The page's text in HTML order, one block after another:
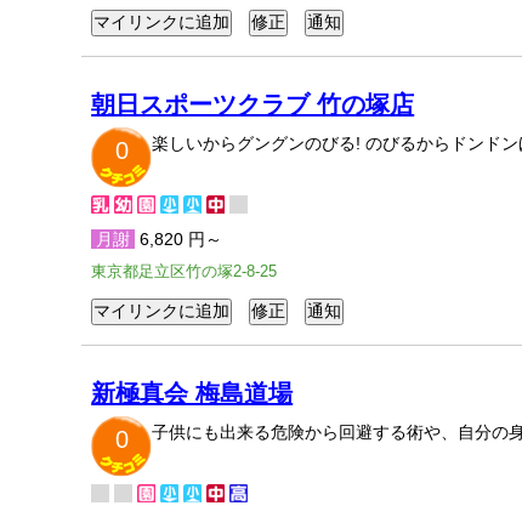
朝日スポーツクラブ 竹の塚店
0
楽しいからグングンのびる! のびるからドンド
月謝 6,820 円～
東京都足立区竹の塚2-8-25
新極真会 梅島道場
0
子供にも出来る危険から回避する術や、自分の